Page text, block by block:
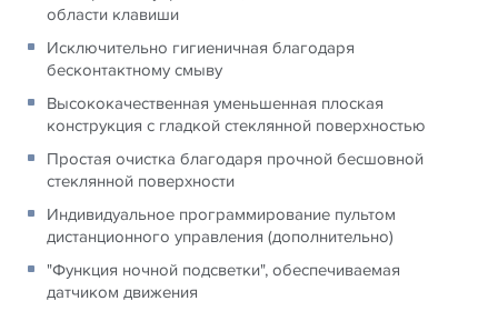
области клавиши
Исключительно гигиеничная благодаря
бесконтактному смыву
Высококачественная уменьшенная плоская
конструкция с гладкой стеклянной поверхностью
Простая очистка благодаря прочной бесшовной
стеклянной поверхности
Индивидуальное программирование пультом
дистанционного управления (дополнительно)
"Функция ночной подсветки", обеспечиваемая
датчиком движения